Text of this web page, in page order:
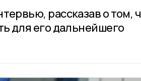
рассказав о том,
для его дальнейшего